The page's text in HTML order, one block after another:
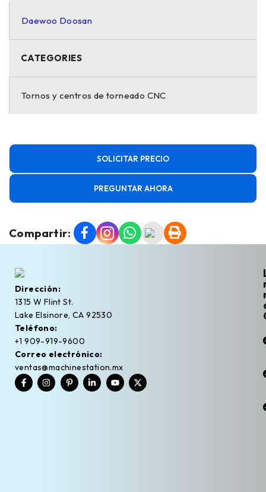
Daewoo Doosan
CATEGORIES
Tornos y centros de torneado CNC
SOLICITAR PRECIO
PREGUNTAR AHORA
Compartir:
Dirección:
1315 W Flint St.
Lake Elsinore, CA 92530
Teléfono:
+1 909-919-9600
Correo electrónico:
ventas@machinestation.mx